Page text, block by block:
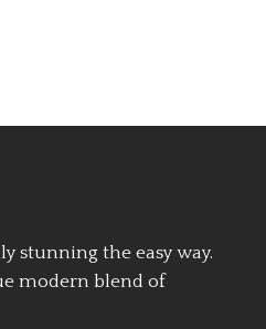
stunning the easy way.
modern blend of